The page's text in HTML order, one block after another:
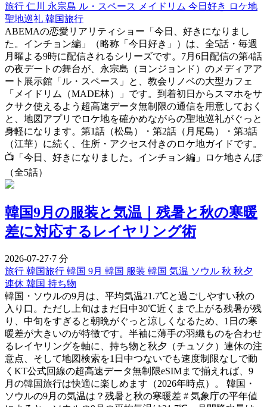
旅行 仁川 永宗島 ル・スペース メイドリム 今日好き ロケ地
聖地巡礼 韓国旅行
ABEMAの恋愛リアリティショー「今日、好きになりまし
た。インチョン編」（略称「今日好き」）は、全5話・毎週
月曜よる9時に配信されるシリーズです。7月6日配信の第4話
の夜デートの舞台が、永宗島（ヨンジョンド）のメディアア
ート展示館「ル・スペース」と、教会リノベの大型カフェ
「メイドリム（MADE林）」です。到着初日からスマホをサ
クサク使えるよう超高速データ無制限の通信を用意しておく
と、地図アプリでロケ地を確かめながらの聖地巡礼がぐっと
身軽になります。第1話（松島）・第2話（月尾島）・第3話
（江華）に続く、住所・アクセス付きのロケ地ガイドです。
📺「今日、好きになりました。インチョン編」ロケ地さんぽ
（全5話）
韓国9月の服装と気温｜残暑と秋の寒暖
差に対応するレイヤリング術
2026-07-27·7 分
旅行 韓国旅行 韓国 9月 韓国 服装 韓国 気温 ソウル 秋 秋夕
連休 韓国 持ち物
韓国・ソウルの9月は、平均気温21.7℃と過ごしやすい秋の
入り口。ただし上旬はまだ日中30℃近くまで上がる残暑が残
り、中旬をすぎると朝晩がぐっと涼しくなるため、1日の寒
暖差が大きいのが特徴です。半袖に薄手の羽織ものを合わせ
るレイヤリングを軸に、持ち物と秋夕（チュソク）連休の注
意点、そして地図検索を1日中つないでも速度制限なしで動
くKT公式回線の超高速データ無制限eSIMまで揃えれば、9
月の韓国旅行は快適に楽しめます（2026年時点）。 韓国・
ソウルの9月の気温は？残暑と秋の寒暖差 # 気象庁の平年値